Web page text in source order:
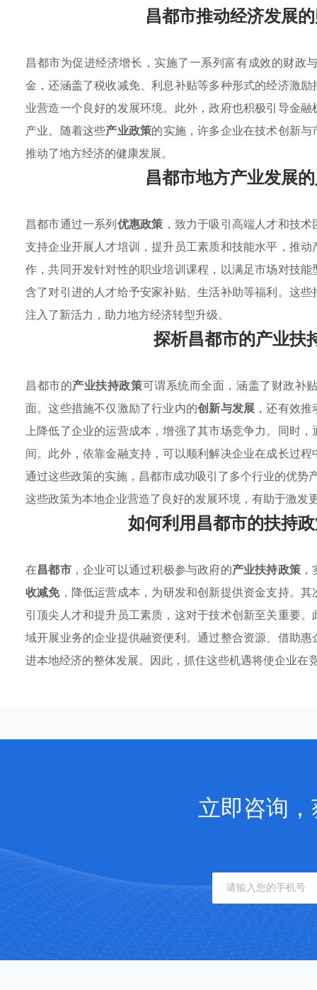
昌都市推动经济发展
昌都市为促进经济增长，实施了一系列富有成效的财政
金，还涵盖了税收减免、利息补贴等多种形式的经济激
业营造一个良好的发展环境。此外，政府也积极引导金
产业。随着这些产业政策的实施，许多企业在技术创新
推动了地方经济的健康发展。
昌都市地方产业发展
昌都市通过一系列优惠政策 ，致力于吸引高端人才和技
支持企业开展人才培训，提升员工素质和技能水平，推
作，共同开发针对性的职业培训课程，以满足市场对技
含了对引进的人才给予安家补贴、生活补助等福利。这
注入了新活力，助力地方经济转型升级。
探析昌都市的产业扶
昌都市的产业扶持政策可谓系统而全面，涵盖了财政补
面。这些措施不仅激励了行业内的创新与发展 ，还有效
上降低了企业的运营成本，增强了其市场竞争力。同时
间。此外，依靠金融支持，可以顺利解决企业在成长过
通过这些政策的实施，昌都市成功吸引了多个行业的优势
这些政策为本地企业营造了良好的发展环境，有助于激发
如何利用昌都市的扶持
在昌都市，企业可以通过积极参与政府的产业扶持政策
收减免，降低运营成本，为研发和创新提供资金支持。
引顶尖人才和提升员工素质，这对于技术创新至关重要
域开展业务的企业提供融资便利。通过整合资源、借助
进本地经济的整体发展。因此，抓住这些机遇将使企业在
立即咨询